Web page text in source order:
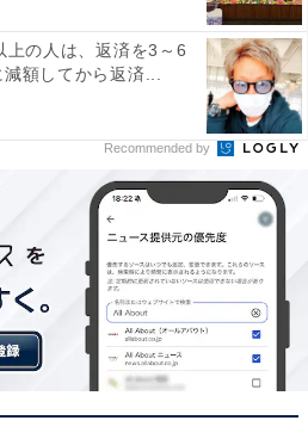
そうに片思いの進展を話す姿を
手伝いをしてしまったと後悔
のメイクで本当にいいのか、今
ば？」という香梨奈からのアド
すのは……と返した翔は、昨夜
の場を立ち去ります。
いる動物病院。そこで翔は、
を伝えるのですが、そこに真一
上の人は、返済を3～6
額してから返済...
Recommended by